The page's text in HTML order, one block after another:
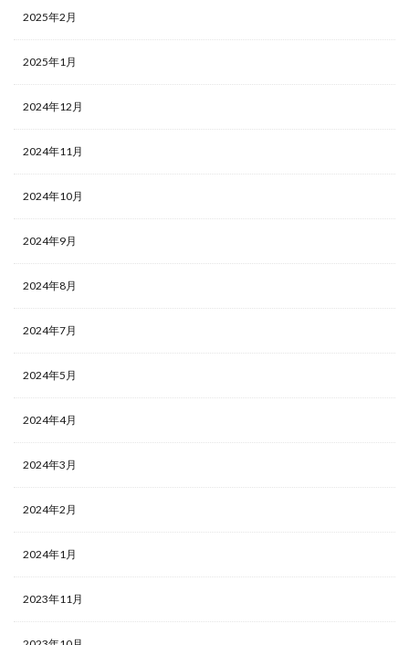
2025年2月
2025年1月
2024年12月
2024年11月
2024年10月
2024年9月
2024年8月
2024年7月
2024年5月
2024年4月
2024年3月
2024年2月
2024年1月
2023年11月